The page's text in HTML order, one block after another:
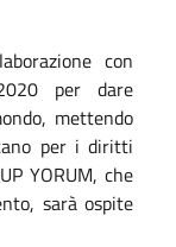
con
per dare
mettendo
per i diritti
YORUM, che
sarà ospite